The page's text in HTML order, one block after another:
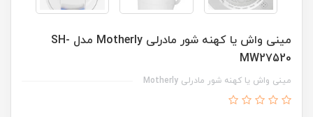
مینی واش یا کهنه شور مادرلی Motherly مدل SH-
MW27520
مینی واش یا کهنه شور مادرلی Motherly